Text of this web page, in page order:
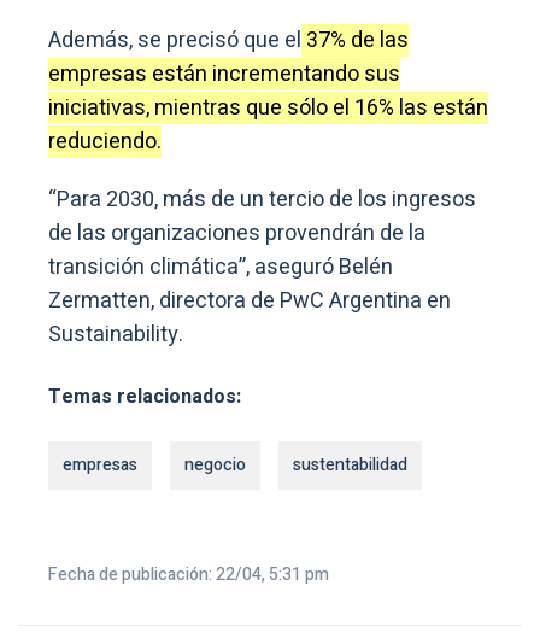
Además, se precisó que el 37% de las
empresas están incrementando sus
iniciativas, mientras que sólo el 16% las están
reduciendo.
“Para 2030, más de un tercio de los ingresos
de las organizaciones provendrán de la
transición climática”, aseguró Belén
Zermatten, directora de PwC Argentina en
Sustainability.
Temas relacionados:
empresas negocio sustentabilidad
Fecha de publicación: 22/04, 5:31 pm